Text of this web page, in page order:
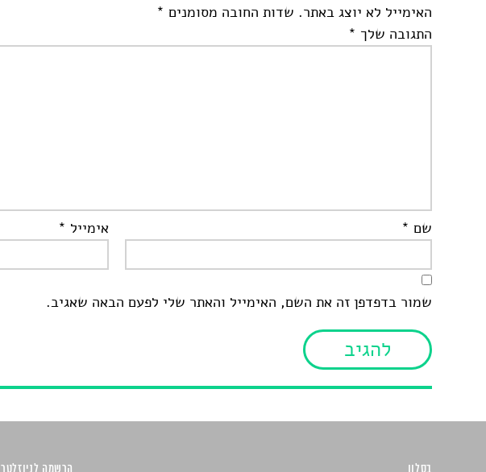
האימייל לא יוצג באתר. שדות החובה מסומנים *
התגובה שלך *
שם * אימייל *
שמור בדפדפן זה את השם, האימייל והאתר שלי לפעם הבאה שאגיב.